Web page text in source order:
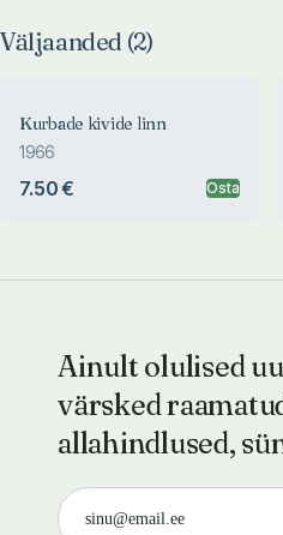
Väljaanded (2)
Kurbade kivide linn
1966
7.50 € Osta
Ainult olulised
värsked
allahindlused,